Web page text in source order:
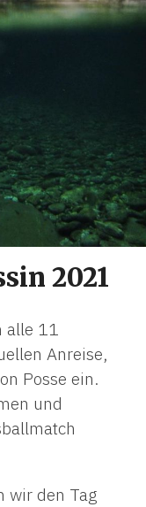
2021
alle 11
Anreise,
Posse ein.
und
wir den Tag